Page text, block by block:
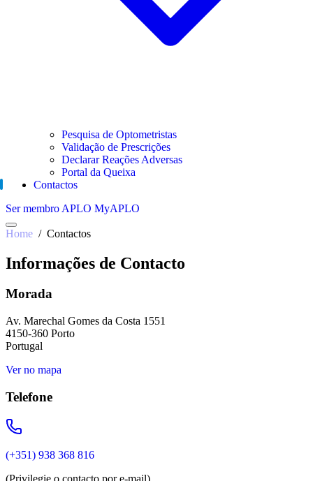
Pesquisa de Optometristas
Validação de Prescrições
Declarar Reações Adversas
Portal da Queixa
Contactos
Ser membro APLO MyAPLO
Home / Contactos
Informações de Contacto
Morada
Av. Marechal Gomes da Costa 1551
4150-360 Porto
Portugal
Ver no mapa
Telefone
(+351) 938 368 816
(Privilegie o contacto por e-mail)